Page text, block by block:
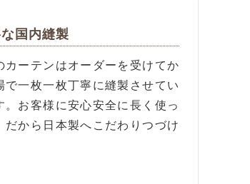
国内縫製
カーテンはオーダーを受けてか
で一枚一枚丁寧に縫製させてい
。お客様に安心安全に長く使っ
だから日本製へこだわりつづけ